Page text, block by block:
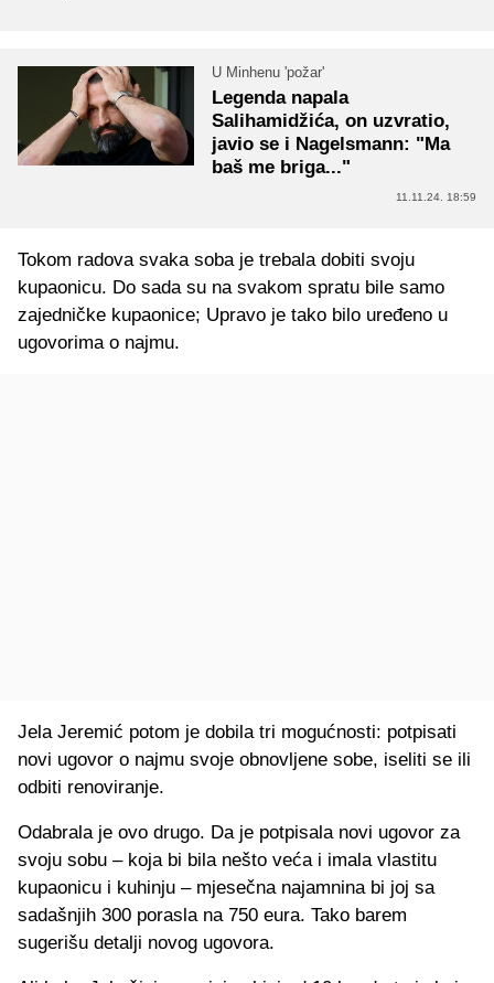
U Minhenu 'požar'
Legenda napala
Salihamidžića, on uzvratio,
javio se i Nagelsmann: "Ma
baš me briga..."
11.11.24. 18:59
Tokom radova svaka soba je trebala dobiti svoju
kupaonicu. Do sada su na svakom spratu bile samo
zajedničke kupaonice; Upravo je tako bilo uređeno u
ugovorima o najmu.
Jela Jeremić potom je dobila tri mogućnosti: potpisati
novi ugovor o najmu svoje obnovljene sobe, iseliti se ili
odbiti renoviranje.
Odabrala je ovo drugo. Da je potpisala novi ugovor za
svoju sobu – koja bi bila nešto veća i imala vlastitu
kupaonicu i kuhinju – mjesečna najamnina bi joj sa
sadašnjih 300 porasla na 750 eura. Tako barem
sugerišu detalji novog ugovora.